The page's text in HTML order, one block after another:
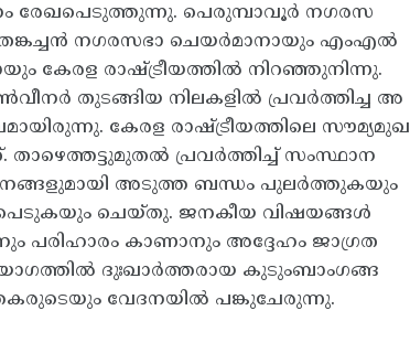
രേഖപെടുത്തുന്നു. പെരുമ്പാവൂർ നഗരസ
തങ്കച്ചൻ നഗരസഭാ ചെയർമാനായും എംഎൽ
കേരള രാഷ്ട്രീയത്തിൽ നിറഞ്ഞുനിന്നു.
തുടങ്ങിയ നിലകളിൽ പ്രവർത്തിച്ച അ
കേരള രാഷ്ട്രീയത്തിലെ സൗമ്യമുഖ
താഴെത്തട്ടുമുതൽ പ്രവർത്തിച്ച് സംസ്ഥാന
അടുത്ത ബന്ധം പുലർത്തുകയും
ചെയ്തു. ജനകീയ വിഷയങ്ങൾ
പരിഹാരം കാണാനും അദ്ദേഹം ജാഗ്രത
ദുഃഖാർത്തരായ കുടുംബാംഗങ്ങ
വേദനയിൽ പങ്കുചേരുന്നു.